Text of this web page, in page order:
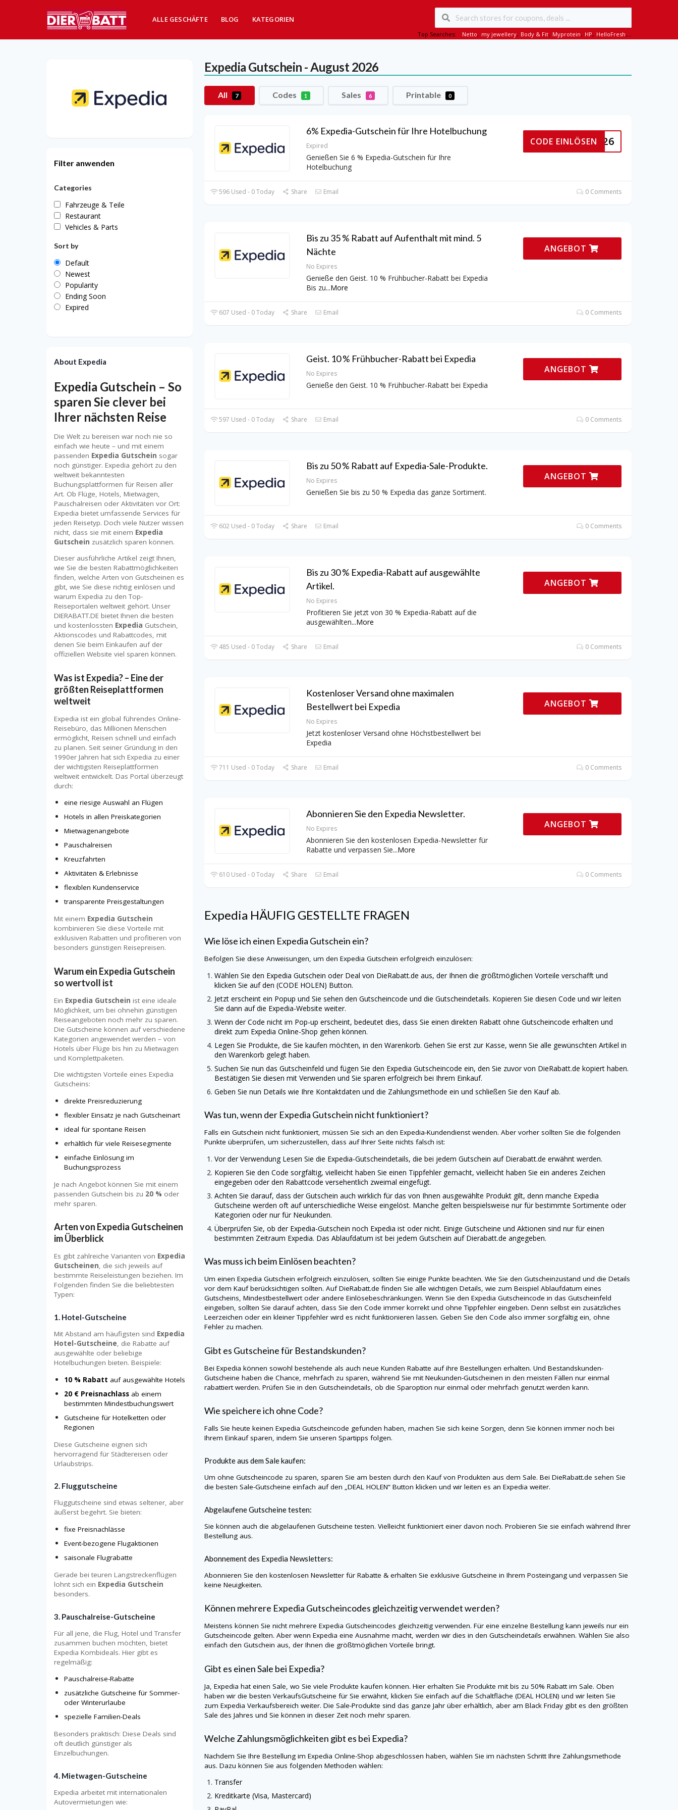
ALLE GESCHÄFTE BLOG KATEGORIEN
Top Searches: Netto, my jewellery, Body & Fit, Myprotein, HP, HelloFresh,...
Expedia Gutschein - August 2026
All 7 Codes 1 Sales 6 Printable 0
6% Expedia-Gutschein für Ihre Hotelbuchung
Expired
Genießen Sie 6 % Expedia-Gutschein für Ihre
Hotelbuchung
OUTEXP26
CODE EINLÖSEN
596 Used - 0 Today Share Email 0 Comments
Bis zu 35 % Rabatt auf Aufenthalt mit mind. 5
Nächte
No Expires
Genieße den Geist. 10 % Frühbucher-Rabatt bei Expedia
Bis zu...More
ANGEBOT
607 Used - 0 Today Share Email 0 Comments
Geist. 10 % Frühbucher-Rabatt bei Expedia
No Expires
Genieße den Geist. 10 % Frühbucher-Rabatt bei Expedia
ANGEBOT
597 Used - 0 Today Share Email 0 Comments
Bis zu 50 % Rabatt auf Expedia-Sale-Produkte.
No Expires
Genießen Sie bis zu 50 % Expedia das ganze Sortiment.
ANGEBOT
602 Used - 0 Today Share Email 0 Comments
Bis zu 30 % Expedia-Rabatt auf ausgewählte
Artikel.
No Expires
Profitieren Sie jetzt von 30 % Expedia-Rabatt auf die
ausgewählten...More
ANGEBOT
485 Used - 0 Today Share Email 0 Comments
Kostenloser Versand ohne maximalen
Bestellwert bei Expedia
No Expires
Jetzt kostenloser Versand ohne Höchstbestellwert bei
Expedia
ANGEBOT
711 Used - 0 Today Share Email 0 Comments
Abonnieren Sie den Expedia Newsletter.
No Expires
Abonnieren Sie den kostenlosen Expedia-Newsletter für
Rabatte und verpassen Sie...More
ANGEBOT
610 Used - 0 Today Share Email 0 Comments
Expedia HÄUFIG GESTELLTE FRAGEN
Wie löse ich einen Expedia Gutschein ein?
Befolgen Sie diese Anweisungen, um den Expedia Gutschein erfolgreich einzulösen:
Wählen Sie den Expedia Gutschein oder Deal von DieRabatt.de aus, der Ihnen die größtmöglichen Vorteile verschafft und
klicken Sie auf den (CODE HOLEN) Button.
Jetzt erscheint ein Popup und Sie sehen den Gutscheincode und die Gutscheindetails. Kopieren Sie diesen Code und wir leiten
Sie dann auf die Expedia-Website weiter.
Wenn der Code nicht im Pop-up erscheint, bedeutet dies, dass Sie einen direkten Rabatt ohne Gutscheincode erhalten und
direkt zum Expedia Online-Shop gehen können.
Legen Sie Produkte, die Sie kaufen möchten, in den Warenkorb. Gehen Sie erst zur Kasse, wenn Sie alle gewünschten Artikel in
den Warenkorb gelegt haben.
Suchen Sie nun das Gutscheinfeld und fügen Sie den Expedia Gutscheincode ein, den Sie zuvor von DieRabatt.de kopiert haben.
Bestätigen Sie diesen mit Verwenden und Sie sparen erfolgreich bei Ihrem Einkauf.
Geben Sie nun Details wie Ihre Kontaktdaten und die Zahlungsmethode ein und schließen Sie den Kauf ab.
Was tun, wenn der Expedia Gutschein nicht funktioniert?
Falls ein Gutschein nicht funktioniert, müssen Sie sich an den Expedia-Kundendienst wenden. Aber vorher sollten Sie die folgenden
Punkte überprüfen, um sicherzustellen, dass auf Ihrer Seite nichts falsch ist:
Vor der Verwendung Lesen Sie die Expedia-Gutscheindetails, die bei jedem Gutschein auf Dierabatt.de erwähnt werden.
Kopieren Sie den Code sorgfältig, vielleicht haben Sie einen Tippfehler gemacht, vielleicht haben Sie ein anderes Zeichen
eingegeben oder den Rabattcode versehentlich zweimal eingefügt.
Achten Sie darauf, dass der Gutschein auch wirklich für das von Ihnen ausgewählte Produkt gilt, denn manche Expedia
Gutscheine werden oft auf unterschiedliche Weise eingelöst. Manche gelten beispielsweise nur für bestimmte Sortimente oder
Kategorien oder nur für Neukunden.
Überprüfen Sie, ob der Expedia-Gutschein noch Expedia ist oder nicht. Einige Gutscheine und Aktionen sind nur für einen
bestimmten Zeitraum Expedia. Das Ablaufdatum ist bei jedem Gutschein auf Dierabatt.de angegeben.
Was muss ich beim Einlösen beachten?
Um einen Expedia Gutschein erfolgreich einzulösen, sollten Sie einige Punkte beachten. Wie Sie den Gutscheinzustand und die Details
vor dem Kauf berücksichtigen sollten. AufDieRabatt.de finden Sie alle wichtigen Details, wie zum Beispiel Ablaufdatum eines
Gutscheins, Mindestbestellwert oder andere Einlösebeschränkungen. Wenn Sie den Expedia Gutscheincode in das Gutscheinfeld
eingeben, sollten Sie darauf achten, dass Sie den Code immer korrekt und ohne Tippfehler eingeben. Denn selbst ein zusätzliches
Leerzeichen oder ein kleiner Tippfehler wird es nicht funktionieren lassen. Geben Sie den Code also immer sorgfältig ein, ohne
Fehler zu machen.
Gibt es Gutscheine für Bestandskunden?
Bei Expedia können sowohl bestehende als auch neue Kunden Rabatte auf ihre Bestellungen erhalten. Und Bestandskunden-
Gutscheine haben die Chance, mehrfach zu sparen, während Sie mit Neukunden-Gutscheinen in den meisten Fällen nur einmal
rabattiert werden. Prüfen Sie in den Gutscheindetails, ob die Sparoption nur einmal oder mehrfach genutzt werden kann.
Wie speichere ich ohne Code?
Falls Sie heute keinen Expedia Gutscheincode gefunden haben, machen Sie sich keine Sorgen, denn Sie können immer noch bei
Ihrem Einkauf sparen, indem Sie unseren Spartipps folgen.
Produkte aus dem Sale kaufen:
Um ohne Gutscheincode zu sparen, sparen Sie am besten durch den Kauf von Produkten aus dem Sale. BeiDieRabatt.de sehen Sie
die besten Sale-Gutscheine einfach auf den „DEAL HOLEN“ Button klicken und wir leiten es an Expedia weiter.
Abgelaufene Gutscheine testen:
Sie können auch die abgelaufenen Gutscheine testen. Vielleicht funktioniert einer davon noch. Probieren Sie sie einfach während Ihrer
Bestellung aus.
Abonnement des Expedia Newsletters:
Abonnieren Sie den kostenlosen Newsletter für Rabatte & erhalten Sie exklusive Gutscheine in Ihrem Posteingang und verpassen Sie
keine Neuigkeiten.
Können mehrere Expedia Gutscheincodes gleichzeitig verwendet werden?
Meistens können Sie nicht mehrere Expedia Gutscheincodes gleichzeitig verwenden. Für eine einzelne Bestellung kann jeweils nur ein
Gutscheincode gelten. Aber wenn Expedia eine Ausnahme macht, werden wir dies in den Gutscheindetails erwähnen. Wählen Sie also
einfach den Gutschein aus, der Ihnen die größtmöglichen Vorteile bringt.
Gibt es einen Sale bei Expedia?
Ja, Expedia hat einen Sale, wo Sie viele Produkte kaufen können. Hier erhalten Sie Produkte mit bis zu 50% Rabatt im Sale. Oben
haben wir die besten VerkaufsGutscheine für Sie erwähnt, klicken Sie einfach auf die Schaltfläche (DEAL HOLEN) und wir leiten Sie
zum Expedia Verkaufsbereich weiter. Die Sale-Produkte sind das ganze Jahr über erhältlich, aber am Black Friday gibt es den größten
Sale des Jahres und Sie können in dieser Zeit noch mehr sparen.
Welche Zahlungsmöglichkeiten gibt es bei Expedia?
Nachdem Sie Ihre Bestellung im Expedia Online-Shop abgeschlossen haben, wählen Sie im nächsten Schritt Ihre Zahlungsmethode
aus. Dazu können Sie aus folgenden Methoden wählen:
Transfer
Kreditkarte (Visa, Mastercard)
Filter anwenden
Categories
Fahrzeuge & Teile
Restaurant
Vehicles & Parts
Sort by
Default
Newest
Popularity
Ending Soon
Expired
About Expedia
Expedia Gutschein – So
sparen Sie clever bei
Ihrer nächsten Reise
Die Welt zu bereisen war noch nie so
einfach wie heute – und mit einem
passenden Expedia Gutschein sogar
noch günstiger. Expedia gehört zu den
weltweit bekanntesten
Buchungsplattformen für Reisen aller
Art. Ob Flüge, Hotels, Mietwagen,
Pauschalreisen oder Aktivitäten vor Ort:
Expedia bietet umfassende Services für
jeden Reisetyp. Doch viele Nutzer wissen
nicht, dass sie mit einem Expedia
Gutschein zusätzlich sparen können.
Dieser ausführliche Artikel zeigt Ihnen,
wie Sie die besten Rabattmöglichkeiten
finden, welche Arten von Gutscheinen es
gibt, wie Sie diese richtig einlösen und
warum Expedia zu den Top-
Reiseportalen weltweit gehört. Unser
DIERABATT.DE bietet Ihnen die besten
und kostenlossten Expedia Gutschein,
Aktionscodes und Rabattcodes, mit
denen Sie beim Einkaufen auf der
offiziellen Website viel sparen können.
Was ist Expedia? – Eine der
größten Reiseplattformen
weltweit
Expedia ist ein global führendes Online-
Reisebüro, das Millionen Menschen
ermöglicht, Reisen schnell und einfach
zu planen. Seit seiner Gründung in den
1990er Jahren hat sich Expedia zu einer
der wichtigsten Reiseplattformen
weltweit entwickelt. Das Portal überzeugt
durch:
eine riesige Auswahl an Flügen
Hotels in allen Preiskategorien
Mietwagenangebote
Pauschalreisen
Kreuzfahrten
Aktivitäten & Erlebnisse
flexiblen Kundenservice
transparente Preisgestaltungen
Mit einem Expedia Gutschein
kombinieren Sie diese Vorteile mit
exklusiven Rabatten und profitieren von
besonders günstigen Reisepreisen.
Warum ein Expedia Gutschein
so wertvoll ist
Ein Expedia Gutschein ist eine ideale
Möglichkeit, um bei ohnehin günstigen
Reiseangeboten noch mehr zu sparen.
Die Gutscheine können auf verschiedene
Kategorien angewendet werden – von
Hotels über Flüge bis hin zu Mietwagen
und Komplettpaketen.
Die wichtigsten Vorteile eines Expedia
Gutscheins:
direkte Preisreduzierung
flexibler Einsatz je nach Gutscheinart
ideal für spontane Reisen
erhältlich für viele Reisesegmente
einfache Einlösung im
Buchungsprozess
Je nach Angebot können Sie mit einem
passenden Gutschein bis zu 20 % oder
mehr sparen.
Arten von Expedia Gutscheinen
im Überblick
Es gibt zahlreiche Varianten von Expedia
Gutscheinen, die sich jeweils auf
bestimmte Reiseleistungen beziehen. Im
Folgenden finden Sie die beliebtesten
Typen:
1. Hotel-Gutscheine
Mit Abstand am häufigsten sind Expedia
Hotel-Gutscheine, die Rabatte auf
ausgewählte oder beliebige
Hotelbuchungen bieten. Beispiele:
10 % Rabatt auf ausgewählte Hotels
20 € Preisnachlass ab einem
bestimmten Mindestbuchungswert
Gutscheine für Hotelketten oder
Regionen
Diese Gutscheine eignen sich
hervorragend für Städtereisen oder
Urlaubstrips.
2. Fluggutscheine
Fluggutscheine sind etwas seltener, aber
äußerst begehrt. Sie bieten:
fixe Preisnachlässe
Event-bezogene Flugaktionen
saisonale Flugrabatte
Gerade bei teuren Langstreckenflügen
lohnt sich ein Expedia Gutschein
besonders.
3. Pauschalreise-Gutscheine
Für all jene, die Flug, Hotel und Transfer
zusammen buchen möchten, bietet
Expedia Kombideals. Hier gibt es
regelmäßig:
Pauschalreise-Rabatte
zusätzliche Gutscheine für Sommer-
oder Winterurlaube
spezielle Familien-Deals
Besonders praktisch: Diese Deals sind
oft deutlich günstiger als
Einzelbuchungen.
4. Mietwagen-Gutscheine
Expedia arbeitet mit internationalen
Autovermietungen wie: